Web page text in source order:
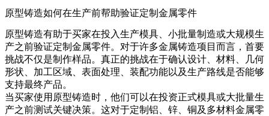
原型铸造如何在生产前帮助验证定制金属零件
原型铸造有助于买家在投入生产模具、小批量制造或大规模生
产之前验证定制金属零件。对于许多金属铸造项目而言，首要
挑战不仅是制作样品。真正的挑战在于确认设计、材料、几何
形状、加工区域、表面处理、装配功能以及生产路线是否能够
支持最终产品。
当买家使用 原型铸造时，他们可以在投资正式模具或大批量生
产之前测试关键决策。这对于定制铝、锌、铜及多材料金属零